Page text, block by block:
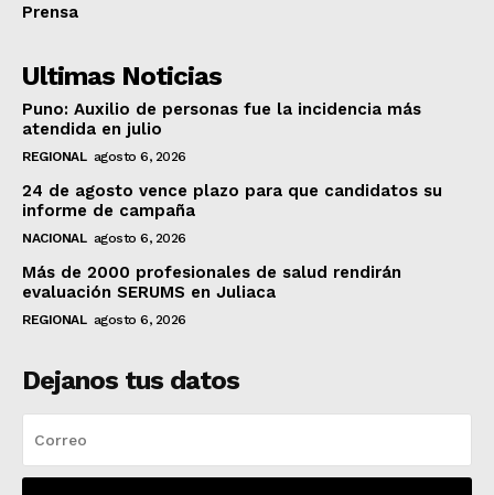
Prensa
Ultimas Noticias
Puno: Auxilio de personas fue la incidencia más
atendida en julio
REGIONAL agosto 6, 2026
24 de agosto vence plazo para que candidatos su
informe de campaña
NACIONAL agosto 6, 2026
Más de 2000 profesionales de salud rendirán
evaluación SERUMS en Juliaca
REGIONAL agosto 6, 2026
Dejanos tus datos